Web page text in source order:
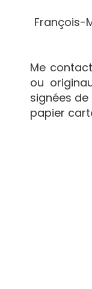
François-
Me
ou
signées
papier